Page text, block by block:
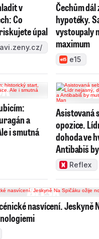
v
Co
úpal
Čechům
hypotéky.
vystoupaly
maximum
e15
a
i smutná
Asistovaná
opozice.
dohoda ve
Antibabiš
jako Spider-
Reflex
nasvícení. Jeskyně